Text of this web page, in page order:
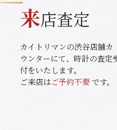
来店査定
カイトリマンの渋谷店舗カ
ウンターにて、時計の査定
付をいたします。
ご来店はご予約不要です。